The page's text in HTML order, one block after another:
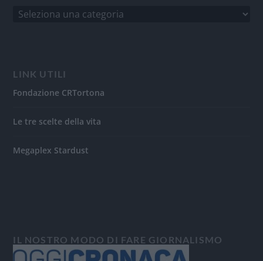
LINK UTILI
Fondazione CRTortona
Le tre scelte della vita
Megaplex Stardust
IL NOSTRO MODO DI FARE GIORNALISMO